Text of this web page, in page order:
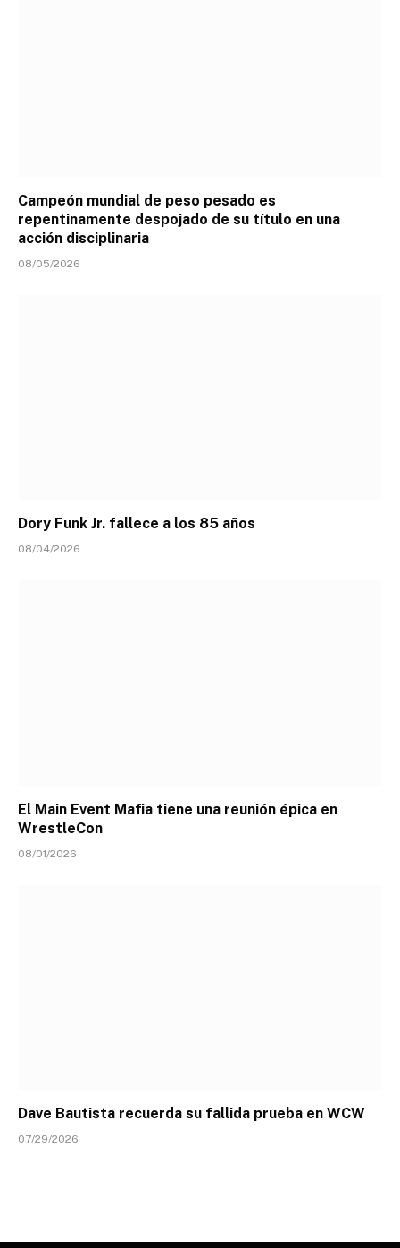
Campeón mundial de peso pesado es
repentinamente despojado de su título en una
acción disciplinaria
08/05/2026
Dory Funk Jr. fallece a los 85 años
08/04/2026
El Main Event Mafia tiene una reunión épica en
WrestleCon
08/01/2026
Dave Bautista recuerda su fallida prueba en WCW
07/29/2026